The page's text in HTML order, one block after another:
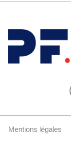
Mentions légales